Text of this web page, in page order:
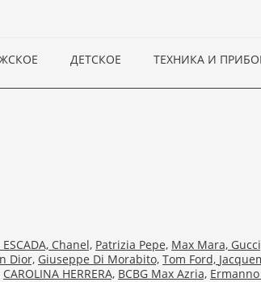
ДЕТСКОЕ ТЕХНИКА И
ESCADA, Chanel, Patrizia Pepe, Max Mara,
Dior, Giuseppe Di Morabito, Tom Ford,
CAROLINA HERRERA, BCBG Max Azria,